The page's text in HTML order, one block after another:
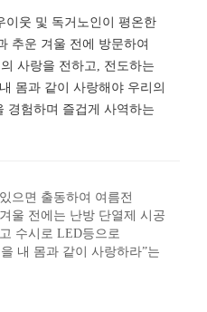
이웃 및 독거노인이 평온한
추운 겨울 전에 방문하여
사랑을 전하고, 전도하는
몸과 같이 사랑해야 우리의
경험하며 즐겁게 사역하는
으면 출동하여 여름전
울 전에는 난방 단열제 시공
수시로 LED등으로
내 몸과 같이 사랑하라”는